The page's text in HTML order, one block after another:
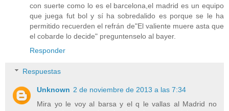
con suerte como lo es el barcelona,el madrid es un equipo
que juega fut bol y sí ha sobredalido es porque se le ha
permitido recuerden el refrán de"El valiente muere asta que
el cobarde lo decide" preguntenselo al bayer.
Responder
Respuestas
Unknown 2 de noviembre de 2013 a las 7:34
Mira yo le voy al barsa y el q le vallas al Madrid no